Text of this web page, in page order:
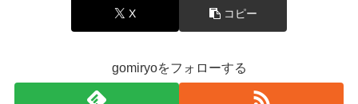
X コピー
gomiryoをフォローする